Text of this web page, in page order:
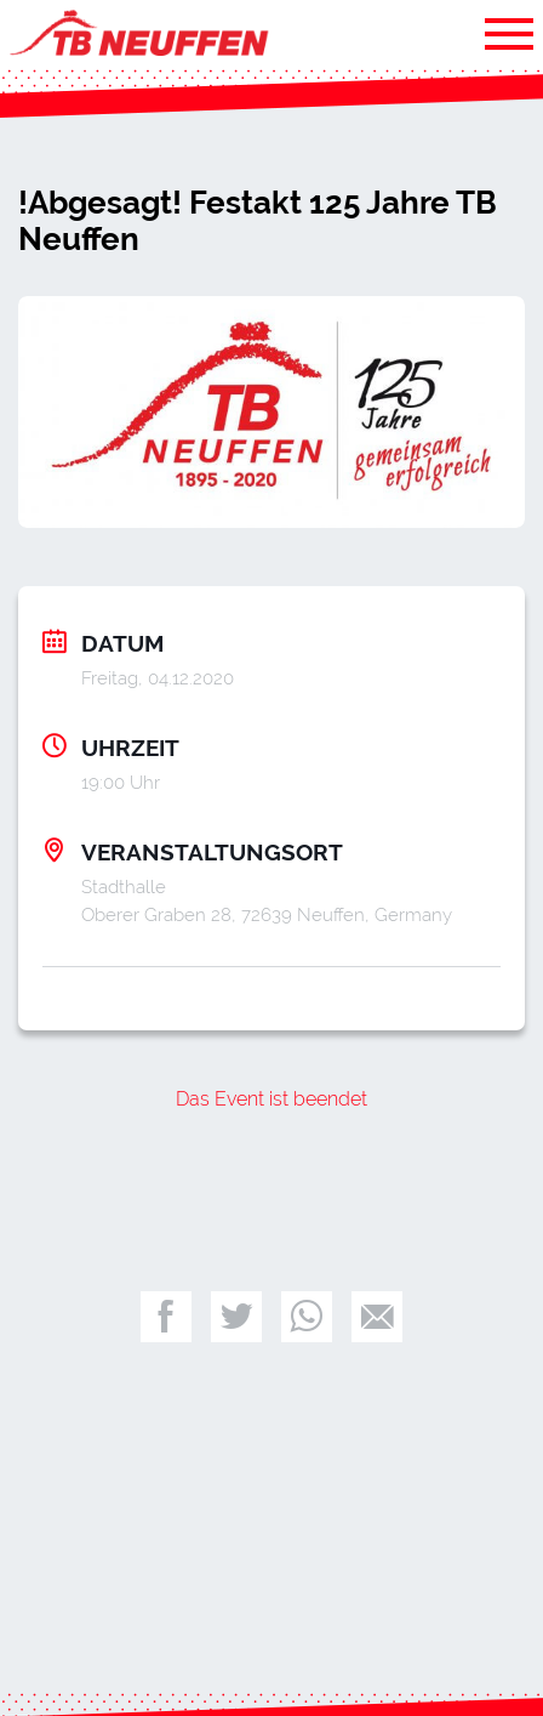
!Abgesagt! Festakt 125 Jahre TB
Neuffen
DATUM
Freitag, 04.12.2020
UHRZEIT
19:00 Uhr
VERANSTALTUNGSORT
Stadthalle
Oberer Graben 28, 72639 Neuffen, Germany
Das Event ist beendet